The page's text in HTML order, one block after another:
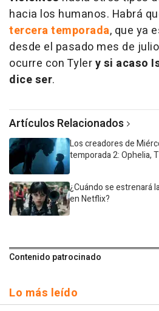
hacia los humanos. Habrá
tercera temporada, que ya
desde el pasado mes de
ocurre con Tylery si acaso
dice ser.
Artículos Relacionados
Los creadores de
temporada 2: Ophelia,
¿Cuándo se estrenará
en Netflix?
Contenido patrocinado
Lo más leído